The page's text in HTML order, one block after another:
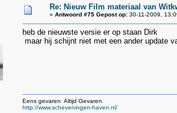
Re: Nieuw Film materiaal van
« Antwoord #75 Gepost op:30-11-2009,
heb de nieuwste versie er op staan Dirk
maar hij schijnt niet met een ander update
Eens gevaren Altijd Gevaren
http://www.scheveningen-haven.nl/